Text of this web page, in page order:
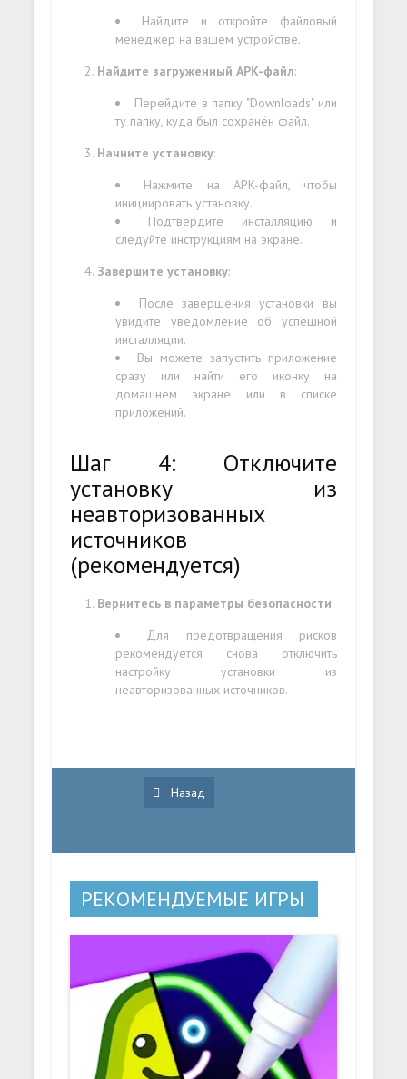
Найдите и откройте файловый
менеджер на вашем устройстве.
Найдите загруженный APK-файл:
Перейдите в папку "Downloads" или
ту папку, куда был сохранён файл.
Начните установку:
Нажмите на APK-файл, чтобы
инициировать установку.
Подтвердите инсталляцию и
следуйте инструкциям на экране.
Завершите установку:
После завершения установки вы
увидите уведомление об успешной
инсталляции.
Вы можете запустить приложение
сразу или найти его иконку на
домашнем экране или в списке
приложений.
Шаг 4: Отключите
установку из
неавторизованных
источников
(рекомендуется)
Вернитесь в параметры безопасности:
Для предотвращения рисков
рекомендуется снова отключить
настройку установки из
неавторизованных источников.
Назад
РЕКОМЕНДУЕМЫЕ ИГРЫ